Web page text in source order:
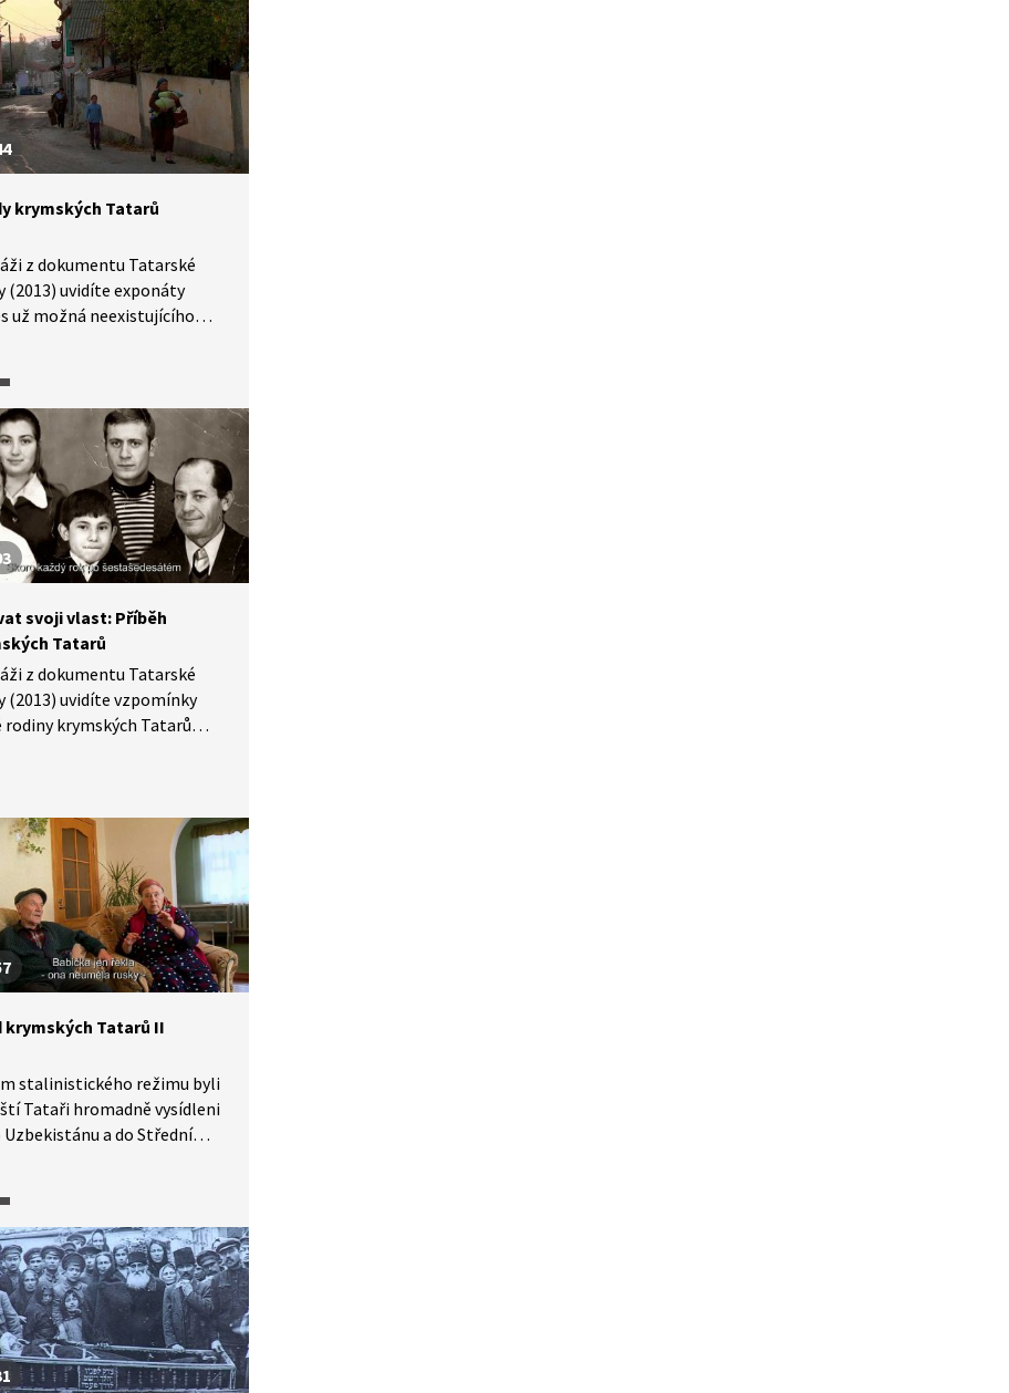
léta byl předsedou
parlamentu na Krymu.
je poslancem ukrajinského
V pasáži vzpomíná
zatčení před rokem 1991,
označení „bratské pomoci"
Zatčení mu hrozí i nyní,
krymských Tatarů
z dokumentu Tatarské
(2013) uvidíte exponáty
už možná neexistujícího
zvyky. V druhé polovině
stručnou historii jejich
a příběh poloostrova Krym.
svoji vlast: Příběh
Tatarů
z dokumentu Tatarské
(2013) uvidíte vzpomínky
rodiny krymských Tatarů
vrátit se z vyhnanství zpět
Pro mnohé z nich byl
v devadesátých letech
celoživotních tužeb.
anexi poloostrova v roce
jejich pozice výrazně
a mnozí opět z Krymu
většinově do vnitřní
krymských Tatarů II
stalinistického režimu byli
Tataři hromadně vysídleni
Uzbekistánu a do Střední
touhy (2012). Podívejte se